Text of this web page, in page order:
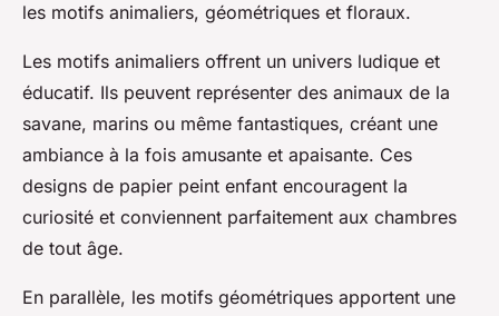
les motifs animaliers, géométriques et floraux.
Les motifs animaliers offrent un univers ludique et
éducatif. Ils peuvent représenter des animaux de la
savane, marins ou même fantastiques, créant une
ambiance à la fois amusante et apaisante. Ces
designs de papier peint enfant encouragent la
curiosité et conviennent parfaitement aux chambres
de tout âge.
En parallèle, les motifs géométriques apportent une